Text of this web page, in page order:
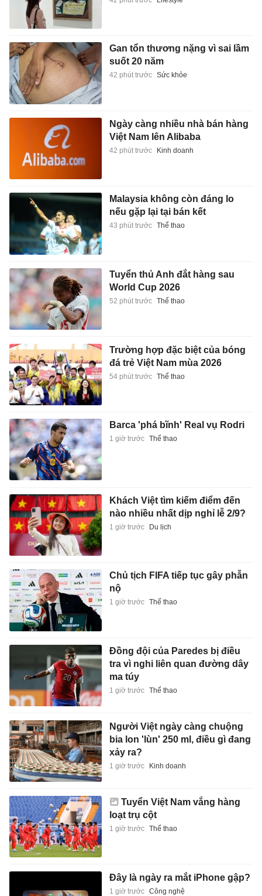
Gan tổn thương nặng vì sai lầm
suốt 20 năm
42 phút trước Sức khỏe
Ngày càng nhiều nhà bán hàng
Việt Nam lên Alibaba
42 phút trước Kinh doanh
Malaysia không còn đáng lo
nếu gặp lại tại bán kết
43 phút trước Thể thao
Tuyển thủ Anh đắt hàng sau
World Cup 2026
52 phút trước Thể thao
Trường hợp đặc biệt của bóng
đá trẻ Việt Nam mùa 2026
54 phút trước Thể thao
Barca 'phá bĩnh' Real vụ Rodri
1 giờ trước Thể thao
Khách Việt tìm kiếm điểm đến
nào nhiều nhất dịp nghỉ lễ 2/9?
1 giờ trước Du lịch
Chủ tịch FIFA tiếp tục gây phẫn
nộ
1 giờ trước Thể thao
Đồng đội của Paredes bị điều
tra vì nghi liên quan đường dây
ma túy
1 giờ trước Thể thao
Người Việt ngày càng chuộng
bia lon 'lùn' 250 ml, điều gì đang
xảy ra?
1 giờ trước Kinh doanh
Tuyển Việt Nam vắng hàng
loạt trụ cột
1 giờ trước Thể thao
Đây là ngày ra mắt iPhone gập?
1 giờ trước Công nghệ